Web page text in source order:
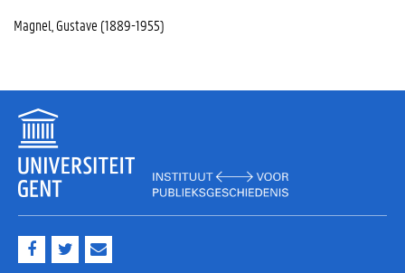
Magnel, Gustave (1889-1955)